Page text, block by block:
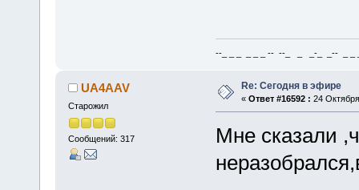
--_ _ _ _ _ _ -- --_ _ _-_ _-- _ _
UA4AAV
Старожил
Сообщений: 317
Re: Сегодня в эфире
« Ответ #16592 : 24
Мне сказали